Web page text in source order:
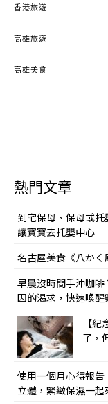
香港旅遊
高雄旅遊
高雄美食
熱門文章
到宅保母、保母或
讓寶寶去托嬰中心
名古屋美食《八か
早晨沒時間手沖咖
因的渴求，快速喚醒
【
了，
使用一個月心得報告
立體，緊緻保濕一